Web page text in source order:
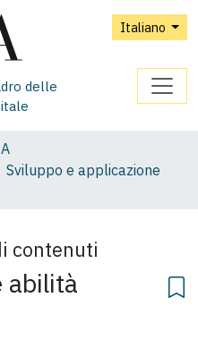
Italiano
delle
Sviluppo e applicazione
contenuti
abilità